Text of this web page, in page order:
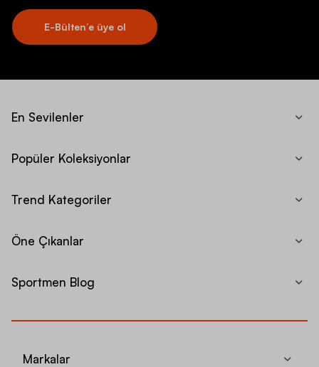
E-Bülten’e üye ol
En Sevilenler
Popüler Koleksiyonlar
Trend Kategoriler
Öne Çıkanlar
Sportmen Blog
Markalar